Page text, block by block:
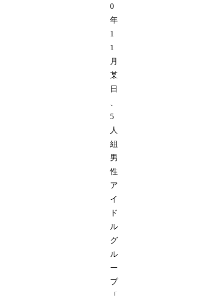
0
年
1
1
月
某
日
5
人
組
男
性
ア
イ
ド
ル
グ
ル
ー
プ
「